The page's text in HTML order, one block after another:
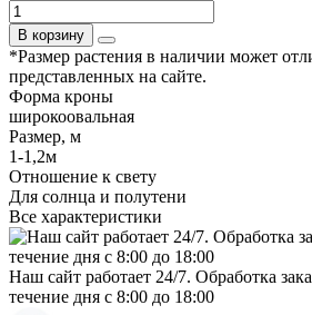
В корзину
*Размер растения в наличии может
представленных на сайте.
Форма кроны
широкоовальная
Размер, м
1-1,2м
Отношение к свету
Для солнца и полутени
Все характеристики
Наш сайт работает 24/7. Обработка
течение дня с 8:00 до 18:00